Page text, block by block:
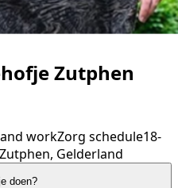
Zutphen
workZorg schedule18-
Zutphen, Gelderland
doen?